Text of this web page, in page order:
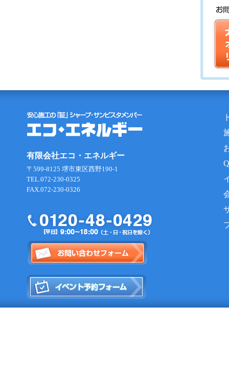
有限会社エコ・エネルギー
〒599-8125 堺市東区西野190-1
TEL.072-230-0325
FAX.072-230-0326